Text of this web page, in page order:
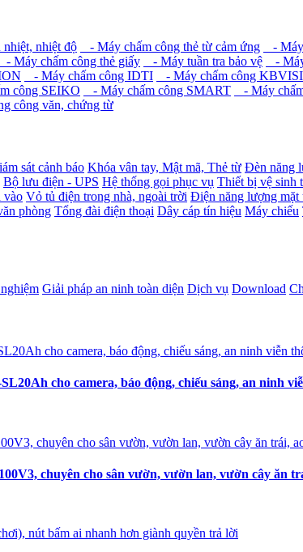
nhiệt độ - Máy chấm công thẻ từ cảm ứng - Máy
- Máy chấm công thẻ giấy - Máy tuần tra bảo vệ -
- Máy chấm công IDTI - Máy chấm công
công SEIKO - Máy chấm công SMART - Máy
công văn, chứng từ
sát cảnh báo Khóa vân tay, Mật mã, Thẻ từ Đèn năng
Bộ lưu điện - UPS Hệ thống gọi phục vụ Thiết bị vệ sinh
vào Vỏ tủ điện trong nhà, ngoài trời Điện năng lượng mặt
phòng Tổng đài điện thoại Dây cáp tín hiệu Máy chiếu
Giải pháp an ninh toàn diện Dịch vụ Download
cho camera, báo động, chiếu sáng, an ninh
chuyên cho sân vườn, vườn lan, vườn cây ăn